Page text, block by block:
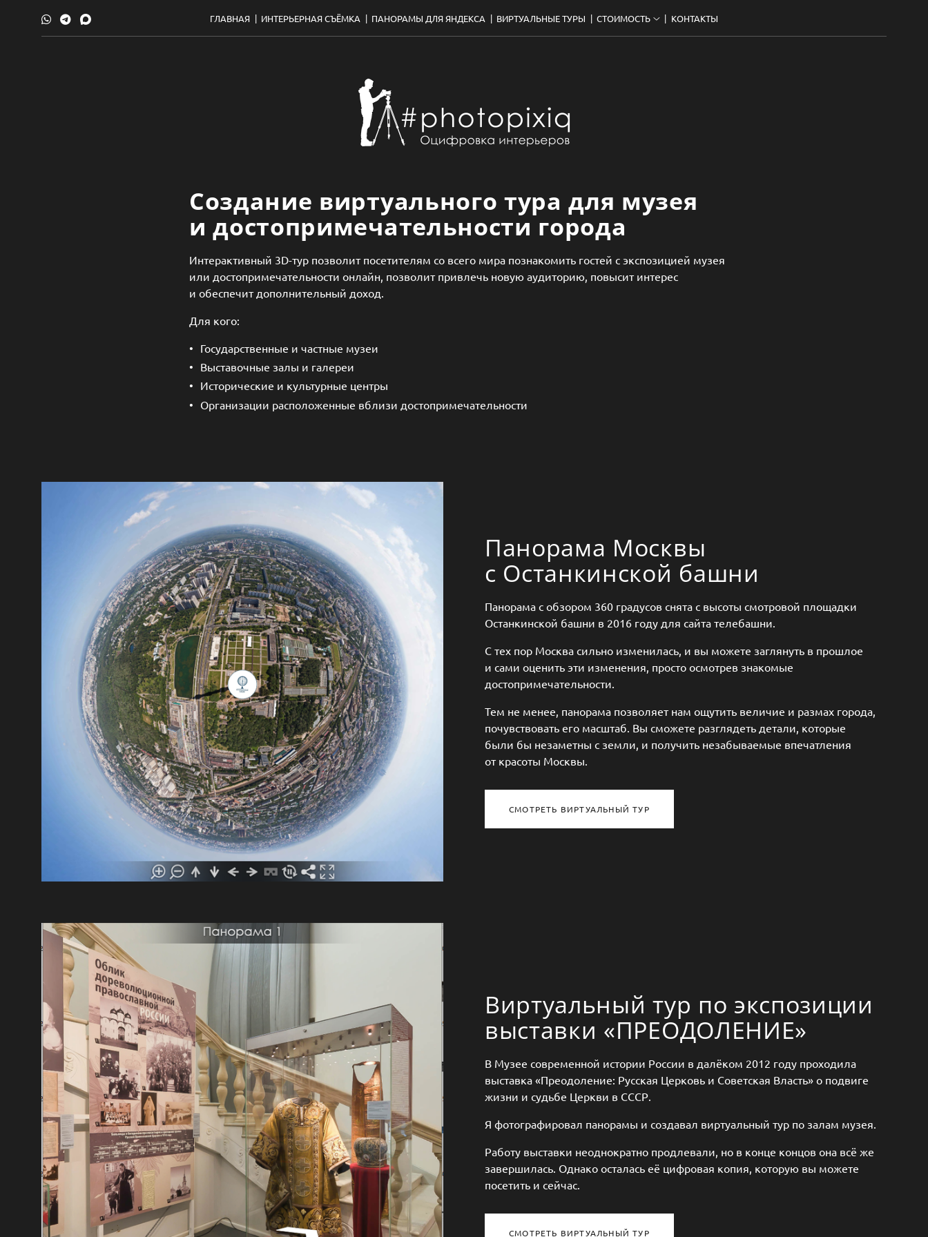
ГЛАВНАЯ ИНТЕРЬЕРНАЯ СЪЁМКА ПАНОРАМЫ ДЛЯ ЯНДЕКСА ВИРТУАЛЬНЫЕ ТУРЫ СТОИМОСТЬ КОНТАКТЫ
Создание виртуального тура для музея
и достопримечательности города
Интерактивный 3D-тур позволит посетителям со всего мира познакомить гостей с экспозицией музея
или достопримечательности онлайн, позволит привлечь новую аудиторию, повысит интерес
и обеспечит дополнительный доход.
Для кого:
Государственные и частные музеи
Выставочные залы и галереи
Исторические и культурные центры
Организации расположенные вблизи достопримечательности
Панорама Москвы
с Останкинской башни
Панорама с обзором 360 градусов снята с высоты смотровой площадки
Останкинской башни в 2016 году для сайта телебашни.
С тех пор Москва сильно изменилась, и вы можете заглянуть в прошлое
и сами оценить эти изменения, просто осмотрев знакомые
достопримечательности.
Тем не менее, панорама позволяет нам ощутить величие и размах города,
почувствовать его масштаб. Вы сможете разглядеть детали, которые
были бы незаметны с земли, и получить незабываемые впечатления
от красоты Москвы.
СМОТРЕТЬ ВИРТУАЛЬНЫЙ ТУР
Виртуальный тур по экспозиции
выставки «ПРЕОДОЛЕНИЕ»
В Музее современной истории России в далёком 2012 году проходила
выставка «Преодоление: Русская Церковь и Советская Власть» о подвиге
жизни и судьбе Церкви в СССР.
Я фотографировал панорамы и создавал виртуальный тур по залам музея.
Работу выставки неоднократно продлевали, но в конце концов она всё же
завершилась. Однако осталась её цифровая копия, которую вы можете
посетить и сейчас.
СМОТРЕТЬ ВИРТУАЛЬНЫЙ ТУР